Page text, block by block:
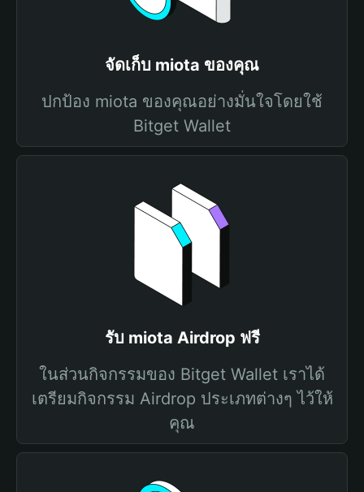
จัดเก็บ miota ของคุณ
ปกป้อง miota ของคุณอย่างมั่นใจโดยใช้
Bitget Wallet
รับ miota Airdrop ฟรี
ในส่วนกิจกรรมของ Bitget Wallet เราได้
เตรียมกิจกรรม Airdrop ประเภทต่างๆ ไว้ให้
คุณ